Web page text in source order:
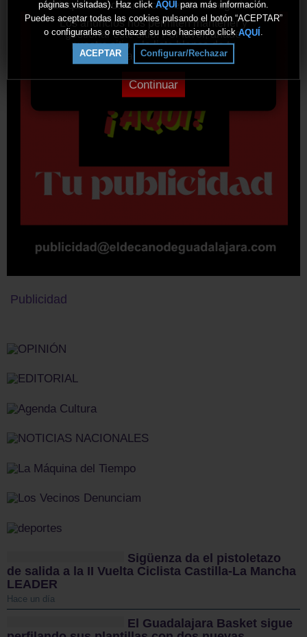
bloqueador de anuncios en tu navegador.
Los anuncios nos permiten mantener y
gestionar este sitio. Por favor, añade
nuestro sitio a la lista blanca de tu
bloqueador de anuncios.
Continuar
páginas visitadas). Haz click AQUÍ para más información.
Puedes aceptar todas las cookies pulsando el botón “ACEPTAR”
o configurarlas o rechazar su uso haciendo click AQUÍ
ACEPTAR Configurar/Rechazar
Publicidad
Sigüenza da el pistoletazo
de salida a la II Vuelta Ciclista Castilla-La Mancha
LEADER
Hace un día
El Guadalajara Basket sigue